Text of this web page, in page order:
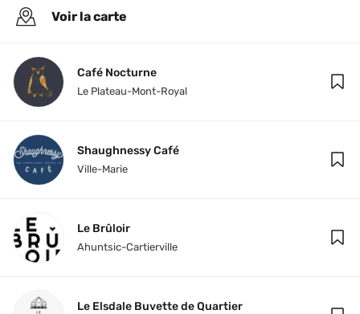
Voir la carte
Café Nocturne
Le Plateau-Mont-Royal
Shaughnessy Café
Ville-Marie
Le Brûloir
Ahuntsic-Cartierville
Le Elsdale Buvette de Quartier